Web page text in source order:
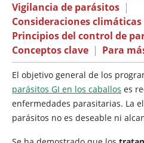
Vigilancia de parásitos |
Consideraciones climáticas
Principios del control de
Conceptos clave | Para
El objetivo general de los
parásitos GI en los caballos es
enfermedades parasitarias. La
parásitos no es deseable ni